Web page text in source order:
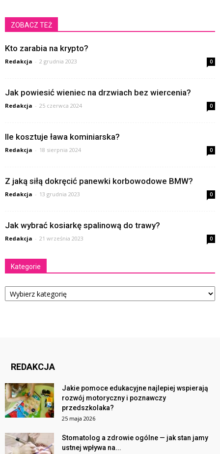
ZOBACZ TEŻ
Kto zarabia na krypto?
Redakcja - 2 grudnia 2023 0
Jak powiesić wieniec na drzwiach bez wiercenia?
Redakcja - 25 czerwca 2024 0
Ile kosztuje ława kominiarska?
Redakcja - 18 sierpnia 2024 0
Z jaką siłą dokręcić panewki korbowodowe BMW?
Redakcja - 13 grudnia 2023 0
Jak wybrać kosiarkę spalinową do trawy?
Redakcja - 21 września 2023 0
Kategorie
Kategorie
REDAKCJA
Jakie pomoce edukacyjne najlepiej wspierają
rozwój motoryczny i poznawczy
przedszkolaka?
25 maja 2026
Stomatolog a zdrowie ogólne — jak stan jamy
ustnej wpływa na...